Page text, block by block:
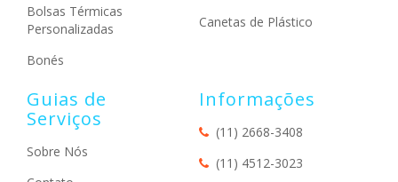
Bolsas Térmicas
Personalizadas
Bonés
Canetas de Plástico
Guias de
Serviços
Sobre Nós
Informações
(11) 2668-3408
(11) 4512-3023